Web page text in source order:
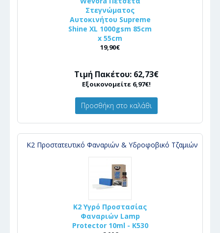
Στεγνώματος
Αυτοκινήτου Supreme
Shine XL 1000gsm 85cm
x 55cm
19,90€
Τιμή Πακέτου: 62,73€
Εξοικονομείτε 6,97€!
Προσθήκη στο καλάθι
Κ2 Προστατευτικό Φαναριών & Υδροφοβικό Τζαμιών
K2 Υγρό Προστασίας
Φαναριών Lamp
Protector 10ml - K530